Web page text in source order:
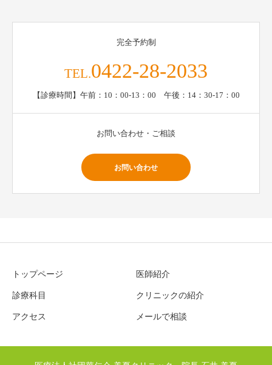
完全予約制
TEL.0422-28-2033
【診療時間】午前：10：00-13：00 午後：14：30-17：00
お問い合わせ・ご相談
お問い合わせ
トップページ 医師紹介
診療科目 クリニックの紹介
アクセス メールで相談